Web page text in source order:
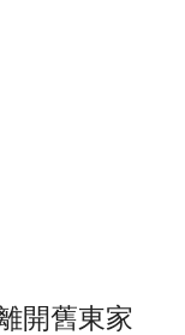
開舊東家